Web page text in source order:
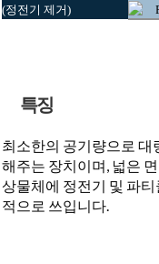
(정전기 제거)
특징
최소한의 공기량으로 대
해주는 장치이며, 넓은
상물체에 정전기 및 파
적으로 쓰입니다.